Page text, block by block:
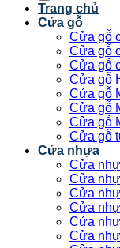
Trang chủ
Cửa gỗ
Cửa gỗ
Cửa gỗ
Cửa gỗ
Cửa gỗ
Cửa gỗ
Cửa gỗ
Cửa gỗ
Cửa gỗ
Cửa nhựa
Cửa
Cửa
Cửa
Cửa
Cửa
Cửa